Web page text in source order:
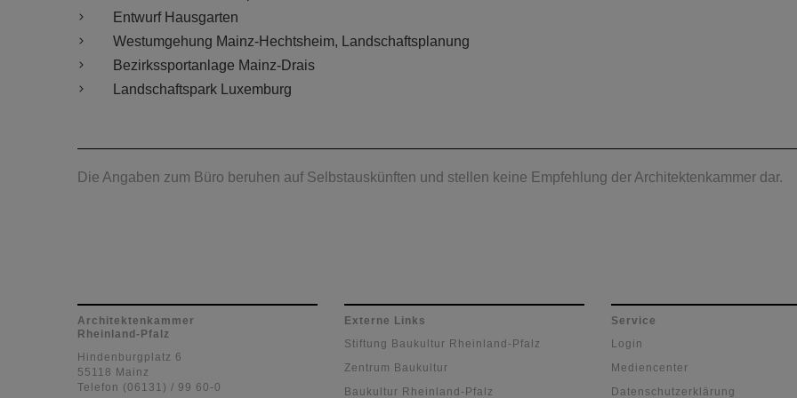
Entwurf Hausgarten
Westumgehung Mainz-Hechtsheim, Landschaftsplanung
Bezirkssportanlage Mainz-Drais
Landschaftspark Luxemburg
Die Angaben zum Büro beruhen auf Selbstauskünften und stellen keine Empfehlung der Architektenkammer dar.
Architektenkammer
Rheinland-Pfalz
Hindenburgplatz 6
55118 Mainz
Telefon (06131) / 99 60-0
Externe Links
Stiftung Baukultur Rheinland-Pfalz
Zentrum Baukultur
Baukultur Rheinland-Pfalz
Service
Login
Mediencenter
Datenschutzerklärung